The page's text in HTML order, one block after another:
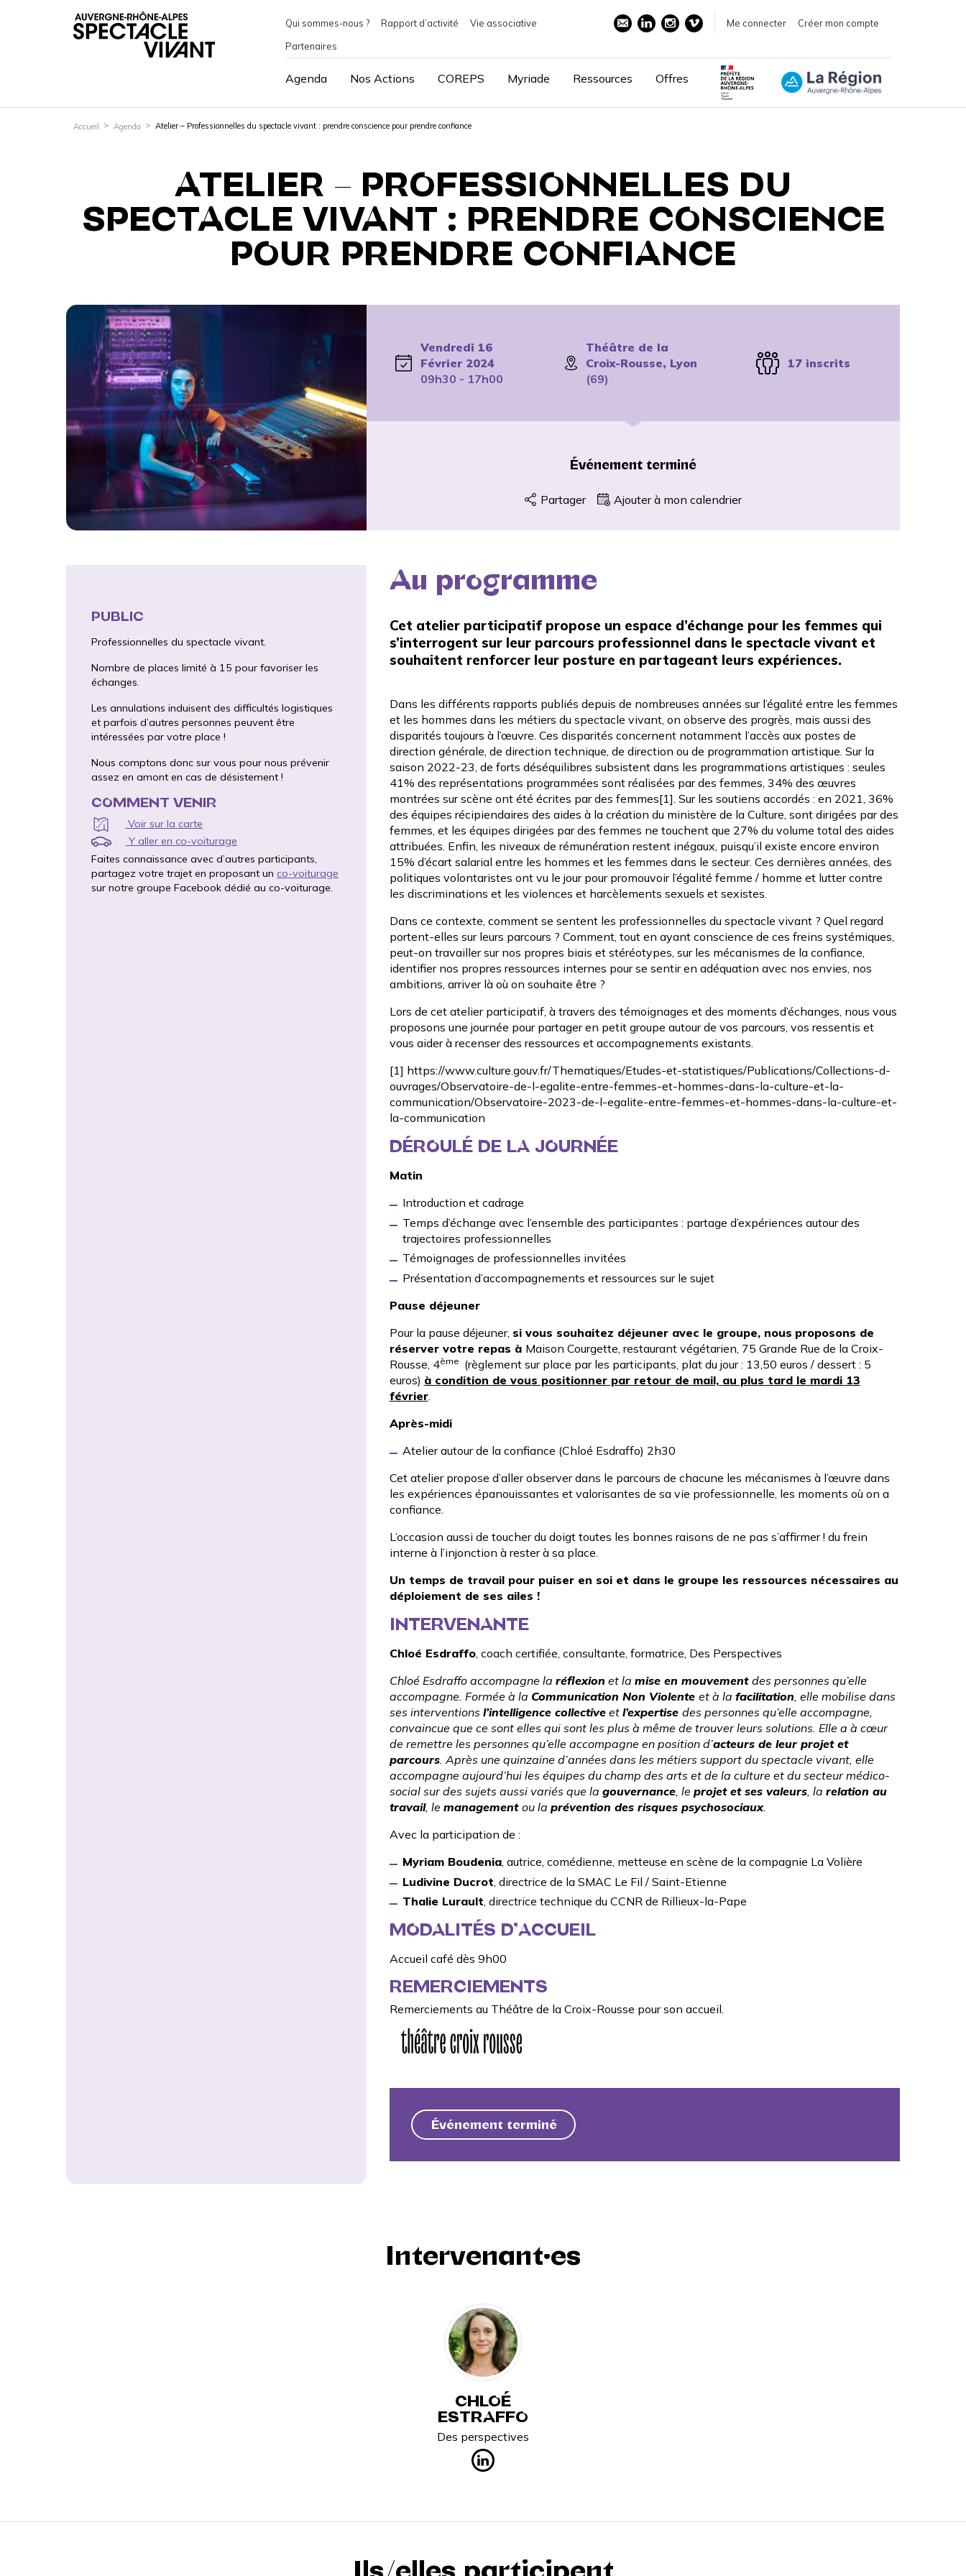
Qui sommes-nous ? Rapport d’activité
Vie associative
Partenaires
Me connecter Créer mon compte
Agenda Nos Actions COREPS Myriade Ressources Offres
Accueil Agenda Atelier – Professionnelles du spectacle vivant : prendre conscience pour prendre confiance
ATELIER – PROFESSIONNELLES DU
SPECTACLE VIVANT : PRENDRE CONSCIENCE
POUR PRENDRE CONFIANCE
Vendredi 16
Février 2024
09h30 - 17h00
Théâtre de la
Croix-Rousse, Lyon
(69)
17 inscrits
Événement terminé
Partager Ajouter à mon calendrier
PUBLIC
Professionnelles du spectacle vivant.
Nombre de places limité à 15 pour favoriser les
échanges.
Les annulations induisent des difficultés logistiques
et parfois d’autres personnes peuvent être
intéressées par votre place !
Nous comptons donc sur vous pour nous prévenir
assez en amont en cas de désistement !
COMMENT VENIR
Voir sur la carte
Y aller en co-voiturage
Faites connaissance avec d’autres participants,
partagez votre trajet en proposant un co-voiturage
sur notre groupe Facebook dédié au co-voiturage.
Au programme
Cet atelier participatif propose un espace d’échange pour les femmes qui
s’interrogent sur leur parcours professionnel dans le spectacle vivant et
souhaitent renforcer leur posture en partageant leurs expériences.
Dans les différents rapports publiés depuis de nombreuses années sur l’égalité entre les femmes
et les hommes dans les métiers du spectacle vivant, on observe des progrès, mais aussi des
disparités toujours à l’œuvre. Ces disparités concernent notamment l’accès aux postes de
direction générale, de direction technique, de direction ou de programmation artistique. Sur la
saison 2022-23, de forts déséquilibres subsistent dans les programmations artistiques : seules
41% des représentations programmées sont réalisées par des femmes, 34% des œuvres
montrées sur scène ont été écrites par des femmes[1]. Sur les soutiens accordés : en 2021, 36%
des équipes récipiendaires des aides à la création du ministère de la Culture, sont dirigées par des
femmes, et les équipes dirigées par des femmes ne touchent que 27% du volume total des aides
attribuées. Enfin, les niveaux de rémunération restent inégaux, puisqu’il existe encore environ
15% d’écart salarial entre les hommes et les femmes dans le secteur. Ces dernières années, des
politiques volontaristes ont vu le jour pour promouvoir l’égalité femme / homme et lutter contre
les discriminations et les violences et harcèlements sexuels et sexistes.
Dans ce contexte, comment se sentent les professionnelles du spectacle vivant ? Quel regard
portent-elles sur leurs parcours ? Comment, tout en ayant conscience de ces freins systémiques,
peut-on travailler sur nos propres biais et stéréotypes, sur les mécanismes de la confiance,
identifier nos propres ressources internes pour se sentir en adéquation avec nos envies, nos
ambitions, arriver là où on souhaite être ?
Lors de cet atelier participatif, à travers des témoignages et des moments d’échanges, nous vous
proposons une journée pour partager en petit groupe autour de vos parcours, vos ressentis et
vous aider à recenser des ressources et accompagnements existants.
[1] https://www.culture.gouv.fr/Thematiques/Etudes-et-statistiques/Publications/Collections-d-
ouvrages/Observatoire-de-l-egalite-entre-femmes-et-hommes-dans-la-culture-et-la-
communication/Observatoire-2023-de-l-egalite-entre-femmes-et-hommes-dans-la-culture-et-
la-communication
DÉROULÉ DE LA JOURNÉE
Matin
Introduction et cadrage
Temps d’échange avec l’ensemble des participantes : partage d’expériences autour des
trajectoires professionnelles
Témoignages de professionnelles invitées
Présentation d’accompagnements et ressources sur le sujet
Pause déjeuner
Pour la pause déjeuner, si vous souhaitez déjeuner avec le groupe, nous proposons de
réserver votre repas à Maison Courgette , restaurant végétarien, 75 Grande Rue de la Croix-
Rousse, 4ème (règlement sur place par les participants, plat du jour : 13,50 euros / dessert : 5
euros) à condition de vous positionner par retour de mail, au plus tard le mardi 13
février.
Après-midi
Atelier autour de la confiance (Chloé Esdraffo) 2h30
Cet atelier propose d’aller observer dans le parcours de chacune les mécanismes à l’œuvre dans
les expériences épanouissantes et valorisantes de sa vie professionnelle, les moments où on a
confiance.
L’occasion aussi de toucher du doigt toutes les bonnes raisons de ne pas s’affirmer ! du frein
interne à l’injonction à rester à sa place.
Un temps de travail pour puiser en soi et dans le groupe les ressources nécessaires au
déploiement de ses ailes !
INTERVENANTE
Chloé Esdraffo, coach certifiée, consultante, formatrice, Des Perspectives
Chloé Esdraffo accompagne la réflexion et la mise en mouvement des personnes qu’elle
accompagne. Formée à la Communication Non Violente et à la facilitation , elle mobilise dans
ses interventions l’intelligence collectiveet l’expertise des personnes qu’elle accompagne,
convaincue que ce sont elles qui sont les plus à même de trouver leurs solutions. Elle a à cœur
de remettre les personnes qu’elle accompagne en position d’acteurs de leur projet et
parcours. Après une quinzaine d’années dans les métiers support du spectacle vivant, elle
accompagne aujourd’hui les équipes du champ des arts et de la culture et du secteur médico-
social sur des sujets aussi variés que la gouvernance, le projet et ses valeurs, la relation au
travail, le management ou la prévention des risques psychosociaux.
Avec la participation de :
Myriam Boudenia , autrice, comédienne, metteuse en scène de la compagnie La Volière
Ludivine Ducrot , directrice de la SMAC Le Fil / Saint-Etienne
Thalie Lurault, directrice technique du CCNR de Rillieux-la-Pape
MODALITÉS D’ACCUEIL
Accueil café dès 9h00
REMERCIEMENTS
Remerciements au Théâtre de la Croix-Rousse pour son accueil.
Événement terminé
Intervenant·es
CHLOÉ
ESTRAFFO
Des perspectives